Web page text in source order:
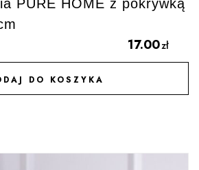
PURE HOME z pokrywką
17.00zł
DO KOSZYKA
DO ULUBIONYCH